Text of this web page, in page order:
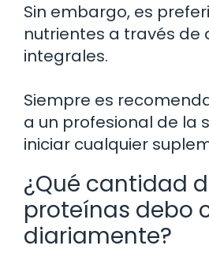
Sin embargo, es
nutrientes a través de
integrales.
Siempre es
a un profesional de la
iniciar cualquier
¿Qué cantidad
proteínas debo
diariamente?